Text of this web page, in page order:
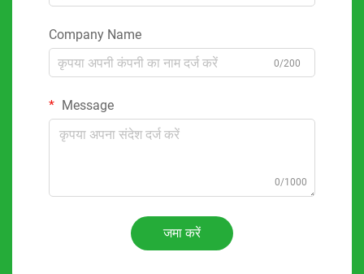
Company Name
0/200
Message
0/1000
जमा करें